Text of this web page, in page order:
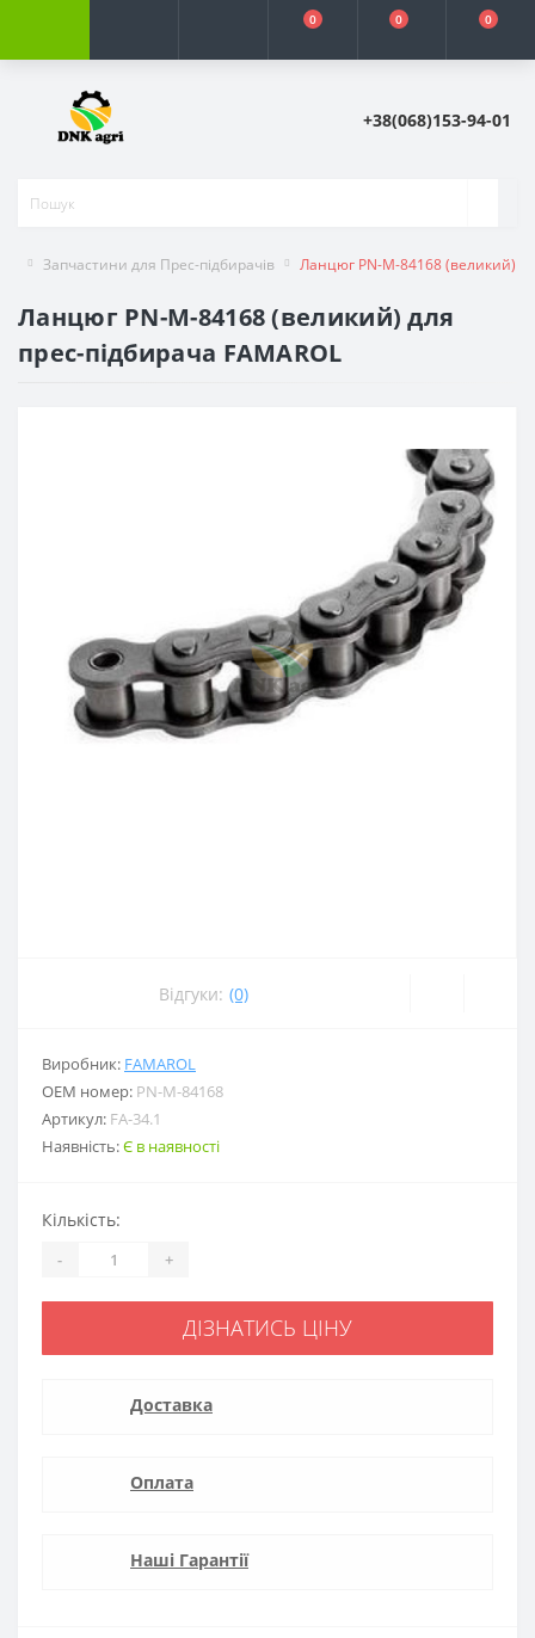
0 0 0
+38(068)153-94-01
Запчастини для Прес-підбирачів Ланцюг PN-M-84168 (великий)
Ланцюг PN-M-84168 (великий) для
прес-підбирача FAMAROL
Відгуки: (0)
Виробник: FAMAROL
ОЕМ номер: PN-M-84168
Артикул: FA-34.1
Наявність:Є в наявності
Кількість:
- +
ДІЗНАТИСЬ ЦІНУ
Доставка
Оплата
Наші Гарантії